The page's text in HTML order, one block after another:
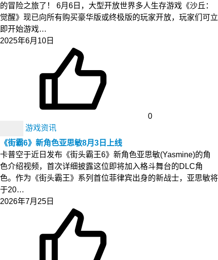
的冒险之旅了！ 6月6日，大型开放世界多人生存游戏《沙丘：
觉醒》现已向所有购买豪华版或终极版的玩家开放，玩家们可立
即开始游戏…
2025年6月10日
0
游戏资讯
《街霸6》新角色亚思敏8月3日上线
卡普空于近日发布《街头霸王6》新角色亚思敏(Yasmine)的角
色介绍视频，首次详细披露这位即将加入格斗舞台的DLC角
色。作为《街头霸王》系列首位菲律宾出身的新战士，亚思敏将
于20…
2026年7月25日